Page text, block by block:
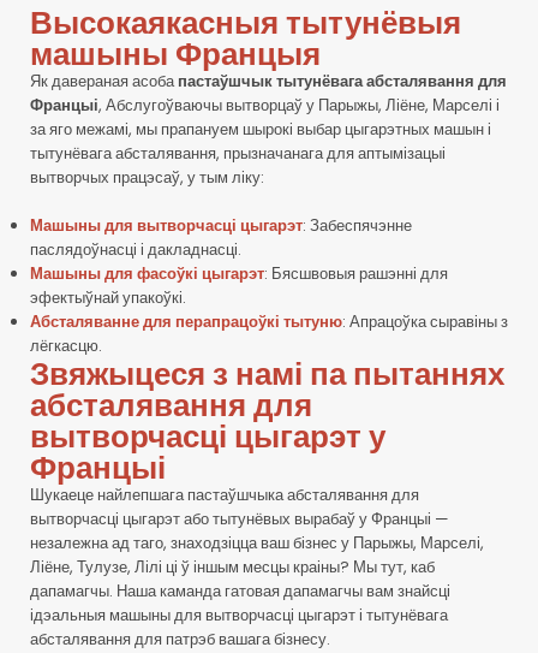
Высокаякасныя тытунёвыя
машыны Францыя
Як давераная асобапастаўшчык тытунёвага абсталявання для
Францыі, Абслугоўваючы вытворцаў у Парыжы, Ліёне, Марселі і
за яго межамі, мы прапануем шырокі выбар цыгарэтных машын і
тытунёвага абсталявання, прызначанага для аптымізацыі
вытворчых працэсаў, у тым ліку:
Машыны для вытворчасці цыгарэт: Забеспячэнне
паслядоўнасці і дакладнасці.
Машыны для фасоўкі цыгарэт: Бясшвовыя рашэнні для
эфектыўнай упакоўкі.
Абсталяванне для перапрацоўкі тытуню: Апрацоўка сыравіны з
лёгкасцю.
Звяжыцеся з намі па пытаннях
абсталявання для
вытворчасці цыгарэт у
Францыі
Шукаеце найлепшага пастаўшчыка абсталявання для
вытворчасці цыгарэт або тытунёвых вырабаў у Францыі —
незалежна ад таго, знаходзіцца ваш бізнес у Парыжы, Марселі,
Ліёне, Тулузе, Лілі ці ў іншым месцы краіны? Мы тут, каб
дапамагчы. Наша каманда гатовая дапамагчы вам знайсці
ідэальныя машыны для вытворчасці цыгарэт і тытунёвага
абсталявання для патрэб вашага бізнесу.